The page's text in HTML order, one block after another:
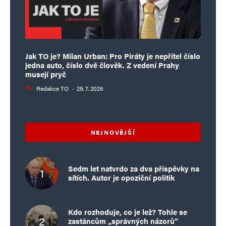
Uložit do prohlížeče jméno, e-mail a webovou stránku pro budoucí
Informujte mě o nových komentářích e-mailem.
Informujte mě o nových příspěvcích e-mailem.
Alternative:
Jak TO je? Milan Urban: Pro Piráty je nepřítel číslo
jedna auto, číslo dvě člověk. Z vedení Prahy
musejí pryč
Redakce TO · 29. 7. 2026
NEJNOVĚJŠÍ
Sedm let natvrdo za dva příspěvky na
sítích. Autor je opoziční politik
Kdo rozhoduje, co je lež? Tohle se
zastáncům „správných názorů“